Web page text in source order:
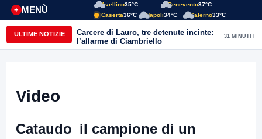
MENÙ
+
Avellino35°C Benevento37°C
Caserta36°C Napoli34°C Salerno33°C
ULTIME NOTIZIE
Carcere di Lauro, tre detenute incinte:
l’allarme di Ciambriello
31 MINUTI FA
Video
Cataudo_il campione di un